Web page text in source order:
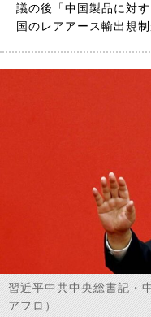
議の後「中国製品に対
国のレアアース輸出規
習近平中共中央総書記・
アフロ）